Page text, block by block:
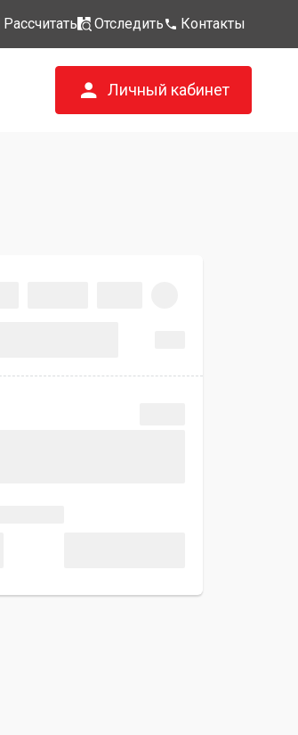
Рассчитать Отследить Контакты
Личный кабинет